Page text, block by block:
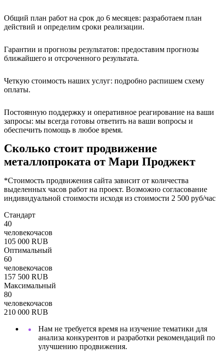
Общий план работ на срок до 6 месяцев: разработаем план
действий и определим сроки реализации.
Гарантии и прогнозы результатов: предоставим прогнозы
ближайшего и отсроченного результата.
Четкую стоимость наших услуг: подробно распишем схему
оплаты.
Постоянную поддержку и оперативное реагирование на ваши
запросы: мы всегда готовы ответить на ваши вопросы и
обеспечить помощь в любое время.
Сколько стоит продвижение
металлопроката от Мари Проджект
*Стоимость продвижения сайта зависит от количества
выделенных часов работ на проект. Возможно согласование
индивидуальной стоимости исходя из стоимости 2 500 руб/час
Стандарт
40
человекочасов
105 000 RUB
Оптимальный
60
человекочасов
157 500 RUB
Максимальный
80
человекочасов
210 000 RUB
Нам не требуется время на изучение тематики для
анализа конкурентов и разработки рекомендаций по
улучшению продвижения.